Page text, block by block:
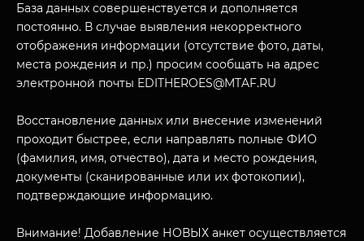
База данных совершенствуется и дополняется
постоянно. В случае выявления некорректного
отображения информации (отсутствие фото, даты,
места рождения и пр.) просим сообщать на адрес
электронной почты EDITHEROES@MTAF.RU
Восстановление данных или внесение изменений
проходит быстрее, если направлять полные ФИО
(фамилия, имя, отчество), дата и место рождения,
документы (сканированные или их фотокопии),
подтверждающие информацию.
Внимание! Добавление НОВЫХ анкет осуществляется